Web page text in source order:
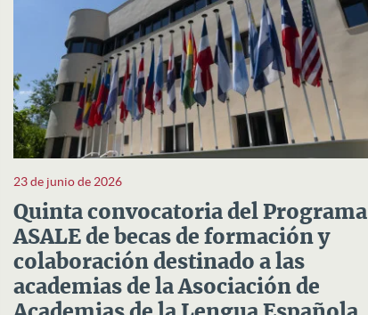
23 de junio de 2026
Quinta convocatoria del Programa
ASALE de becas de formación y
colaboración destinado a las
academias de la Asociación de